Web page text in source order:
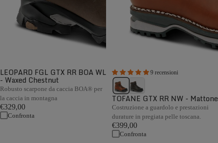
LEOPARD FGL GTX RR BOA WL
- Waxed Chestnut
Robusto scarpone da caccia BOA® per
la caccia in montagna
€329,00
Confronta
9 recensioni
TOFANE GTX RR NW - Mattone
Costruzione a guardolo e prestazioni
durature in pregiata pelle toscana.
€399,00
Confronta